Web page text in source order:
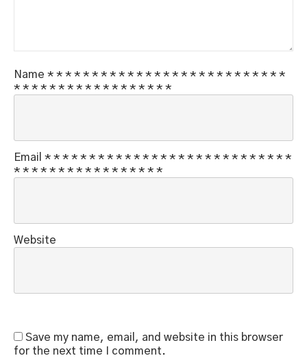
Name * * * * * * * * * * * * * * * * * * * * * * * * * * *
* * * * * * * * * * * * * * * * * *
Email * * * * * * * * * * * * * * * * * * * * * * * * * * * *
* * * * * * * * * * * * * * * * *
Website
Save my name, email, and website in this browser
for the next time I comment.